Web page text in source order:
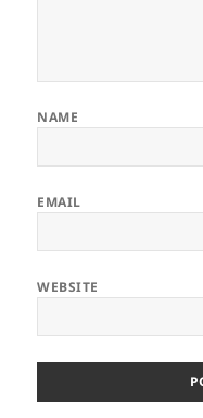
NAME
EMAIL
WEBSITE